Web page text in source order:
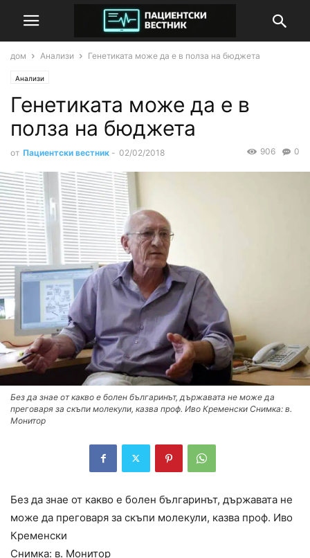
дом Анализи Генетиката може да е в полза на бюджета
Анализи
Генетиката може да е в
полза на бюджета
от Пациентски вестник - 02/02/2018 0
906
Без да знае от какво е болен българинът, държавата не може да
преговаря за скъпи молекули, казва проф. Иво Кременски Снимка: в.
Монитор
Без да знае от какво е болен българинът, държавата не
може да преговаря за скъпи молекули, казва проф. Иво
Кременски
Снимка: в. Монитор